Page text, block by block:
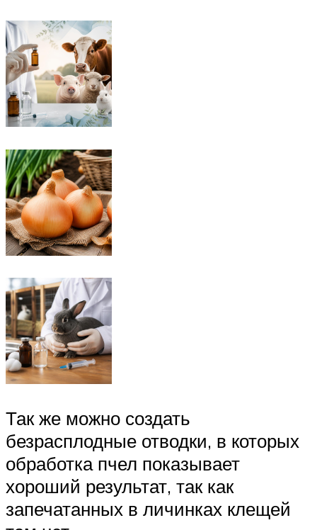
Так же можно создать
безрасплодные отводки, в которых
обработка пчел показывает
хороший результат, так как
запечатанных в личинках клещей